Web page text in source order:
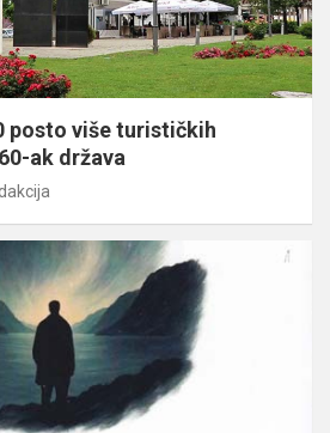
posto više turističkih
ak država